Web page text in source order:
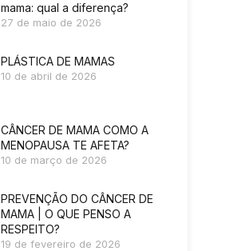
mama: qual a diferença?
27 de maio de 2026
PLÁSTICA DE MAMAS
10 de abril de 2026
CÂNCER DE MAMA COMO A
MENOPAUSA TE AFETA?
10 de março de 2026
PREVENÇÃO DO CÂNCER DE
MAMA | O QUE PENSO A
RESPEITO?
19 de fevereiro de 2026